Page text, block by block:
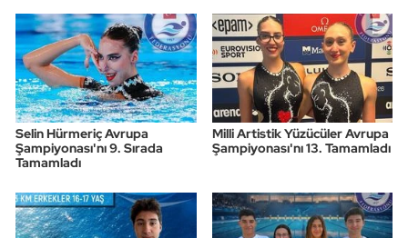
Selin Hürmeriç Avrupa
Şampiyonası'nı 9. Sırada
Tamamladı
Milli Artistik Yüzücüler Avrupa
Şampiyonası'nı 13. Tamamladı